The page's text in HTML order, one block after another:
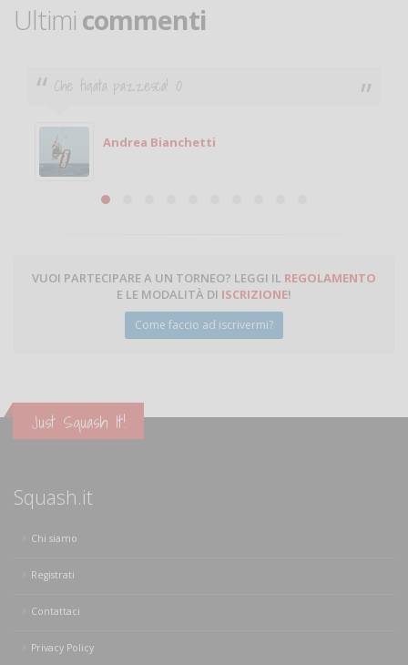
Ultimi commenti
Ciao. Sono a Treviglio da poco e vorrei tornare a
giocare. Se sei in zona e puoi giocare fammi sapere.
Michele
VUOI PARTECIPARE A UN TORNEO? LEGGI IL REGOLAMENTO
E LE MODALITÀ DI ISCRIZIONE!
Come faccio ad iscrivermi?
Just Squash It!
Squash.it
Chi siamo
Registrati
Contattaci
Privacy Policy